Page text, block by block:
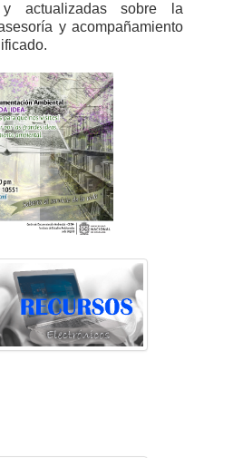
y actualizadas sobre la
y acompañamiento